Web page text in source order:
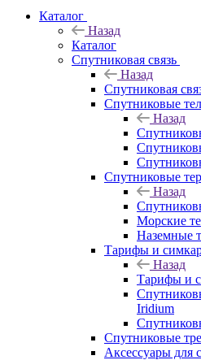
Каталог
Назад
Каталог
Спутниковая связь
Назад
Спутниковая
Спутниковые
Назад
Спутниковые
Назад
Морские
Наземные
Тарифы и
Назад
Тарифы и
Iridium
Спутниковые
Аксессуары для